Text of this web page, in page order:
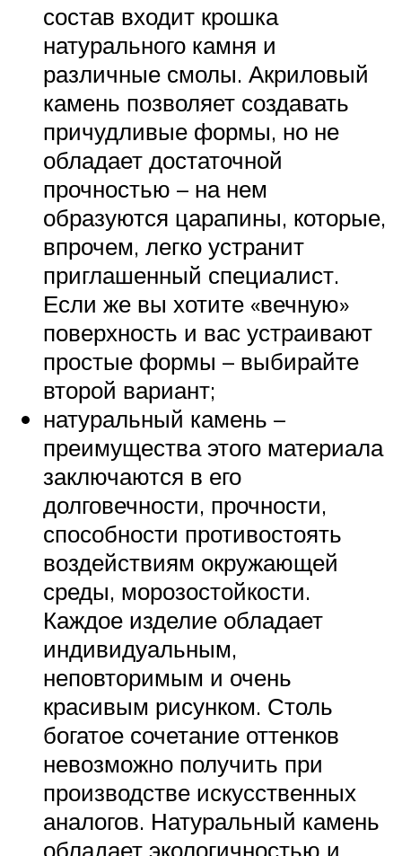
состав входит крошка
натурального камня и
различные смолы. Акриловый
камень позволяет создавать
причудливые формы, но не
обладает достаточной
прочностью – на нем
образуются царапины, которые,
впрочем, легко устранит
приглашенный специалист.
Если же вы хотите «вечную»
поверхность и вас устраивают
простые формы – выбирайте
второй вариант;
натуральный камень –
преимущества этого материала
заключаются в его
долговечности, прочности,
способности противостоять
воздействиям окружающей
среды, морозостойкости.
Каждое изделие обладает
индивидуальным,
неповторимым и очень
красивым рисунком. Столь
богатое сочетание оттенков
невозможно получить при
производстве искусственных
аналогов. Натуральный камень
обладает экологичностью и